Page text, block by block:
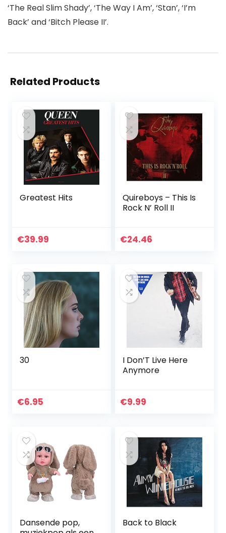
‘The Real Slim Shady’, ‘The Way I Am’, ‘Stan’, ‘I’m
Back’ and ‘Bitch Please II’.
Related Products
Greatest Hits
€39.99
Quireboys – This Is
Rock N’ Roll II
€24.46
30
€6.95
I Don’T Live Here
Anymore
€9.99
Dansende pop,
Back to Black